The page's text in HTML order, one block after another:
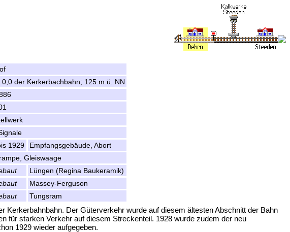
0,0 der Kerkerbachbahn; 125 m ü. NN
1929
Empfangsgebäude, Abort
Gleiswaage
Lüngen (Regina Baukeramik)
Massey-Ferguson
Tungsram
Kerkerbahnbahn. Der Güterverkehr wurde auf diesem ältesten Abschnitt der Bahn
für starken Verkehr auf diesem Streckenteil. 1928 wurde zudem der neu
1929 wieder aufgegeben.